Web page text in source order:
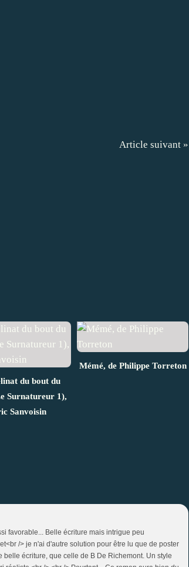
Article suivant »
du bout du
Surnatureur 1),
Sanvoisin
Mémé, de Philippe Torreton
favorable... Belle écriture mais intrigue peu
/> je n'ai d'autre solution pour être lu que de poster
écriture, que celle de B De Richemont. Un style